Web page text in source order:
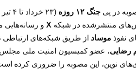
در پی جنگ ۱۲ روزه (۲۳ خرداد تا ۴ تیر ۱۴۰۴) با رژیم صهیونیستی و حملات سایبری و نظامی به زیرساخت‌های ایران، از جمله تأسیسات هسته‌ای
منتشرشده در شبکه X و رسانه‌هایی
نفوذ موساد از طریق شبکه‌های
رضایی، عضو کمیسیون امنیت ملی مجلس،
نوین، این مصوبه را ضروری کرده